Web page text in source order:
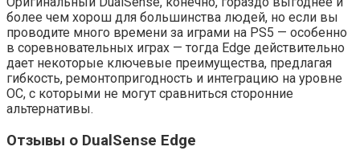
более чем хорош для большинства людей, но если вы
проводите много времени за играми на PS5 — особенно
в соревновательных играх — тогда Edge действительно
дает некоторые ключевые преимущества, предлагая
гибкость, ремонтопригодность и интеграцию на уровне
ОС, с которыми не могут сравниться сторонние
альтернативы.
Отзывы о DualSense Edge